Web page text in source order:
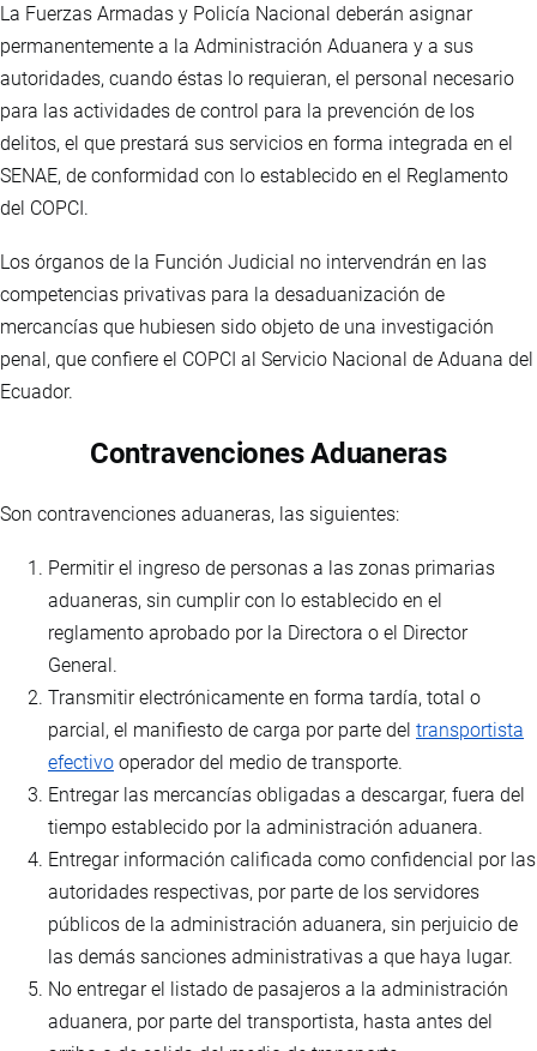
La Fuerzas Armadas y Policía Nacional deberán asignar
permanentemente a la Administración Aduanera y a sus
autoridades, cuando éstas lo requieran, el personal necesario
para las actividades de control para la prevención de los
delitos, el que prestará sus servicios en forma integrada en el
SENAE, de conformidad con lo establecido en el Reglamento
del COPCI.
Los órganos de la Función Judicial no intervendrán en las
competencias privativas para la desaduanización de
mercancías que hubiesen sido objeto de una investigación
penal, que confiere el COPCI al Servicio Nacional de Aduana del
Ecuador.
Contravenciones Aduaneras
Son contravenciones aduaneras, las siguientes:
Permitir el ingreso de personas a las zonas primarias
aduaneras, sin cumplir con lo establecido en el
reglamento aprobado por la Directora o el Director
General.
Transmitir electrónicamente en forma tardía, total o
parcial, el manifiesto de carga por parte del transportista
efectivo operador del medio de transporte.
Entregar las mercancías obligadas a descargar, fuera del
tiempo establecido por la administración aduanera.
Entregar información calificada como confidencial por las
autoridades respectivas, por parte de los servidores
públicos de la administración aduanera, sin perjuicio de
las demás sanciones administrativas a que haya lugar.
No entregar el listado de pasajeros a la administración
aduanera, por parte del transportista, hasta antes del